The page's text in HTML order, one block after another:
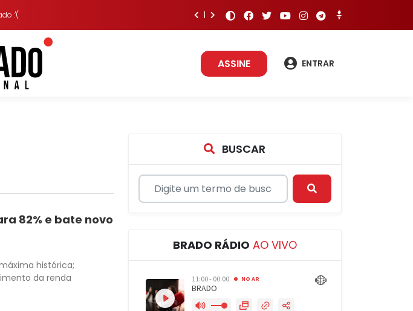
:'(
ASSINE ENTRAR
82% e bate novo
histórica;
da renda
BUSCAR
BRADO RÁDIO AO VIVO